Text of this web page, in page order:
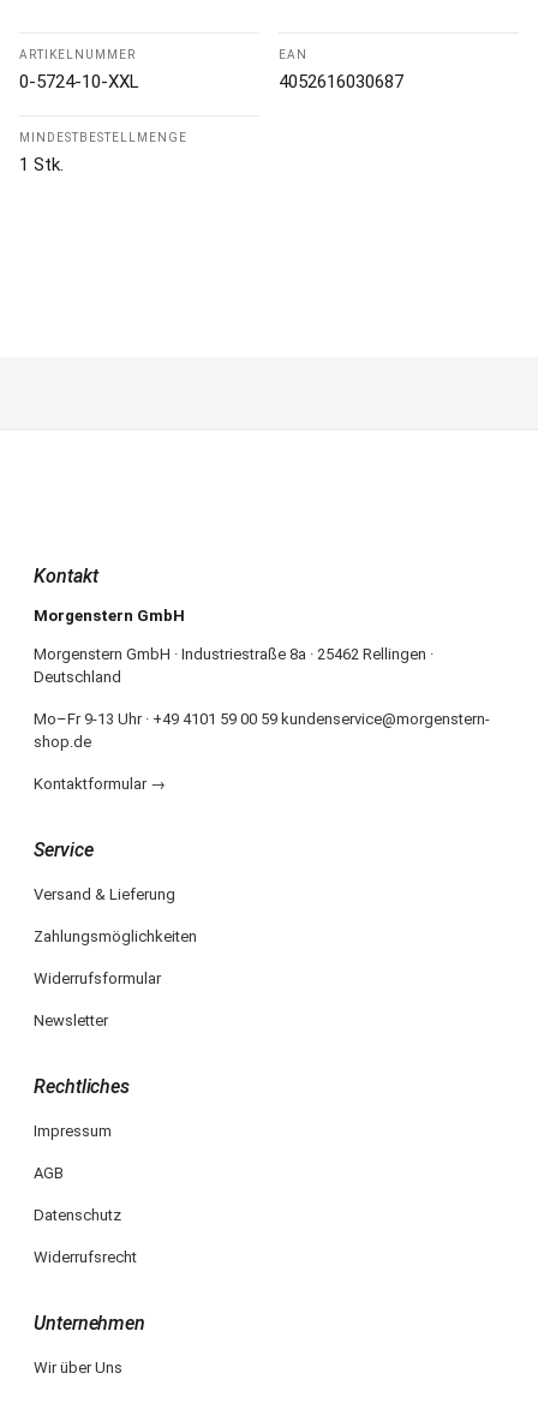
ARTIKELNUMMER
0-5724-10-XXL
EAN
4052616030687
MINDESTBESTELLMENGE
1 Stk.
Kontakt
Morgenstern GmbH
Morgenstern GmbH · Industriestraße 8a · 25462 Rellingen ·
Deutschland
Mo–Fr 9-13 Uhr · +49 4101 59 00 59 kundenservice@morgenstern-
shop.de
Kontaktformular →
Service
Versand & Lieferung
Zahlungsmöglichkeiten
Widerrufsformular
Newsletter
Rechtliches
Impressum
AGB
Datenschutz
Widerrufsrecht
Unternehmen
Wir über Uns